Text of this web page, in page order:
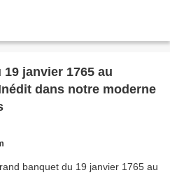
janvier 1765 au
dans notre moderne